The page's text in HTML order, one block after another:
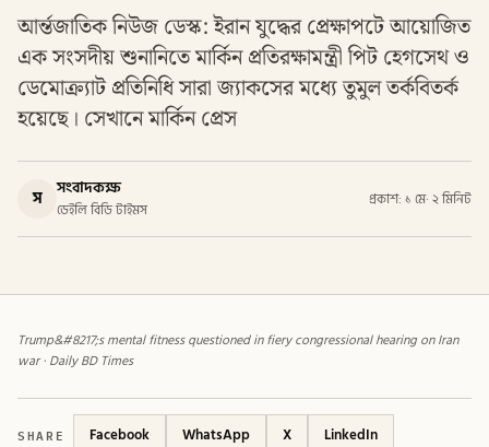
আর্ন্তজাতিক নিউজ ডেস্ক: ইরান যুদ্ধের প্রেক্ষাপটে আয়োজিত
এক সংসদীয় শুনানিতে মার্কিন প্রতিরক্ষামন্ত্রী পিট হেগসেথ ও
ডেমোক্র্যাট প্রতিনিধি সারা জ্যাকসের মধ্যে তুমুল তর্কবিতর্ক
হয়েছে। সেখানে মার্কিন প্রেস
স সংবাদকক্ষ
ডেইলি বিডি টাইমস
প্রকাশ: ১ মে· ২ মিনিট
Trump&#8217;s mental fitness questioned in fiery congressional hearing on Iran
war · Daily BD Times
SHARE Facebook WhatsApp X
LinkedIn